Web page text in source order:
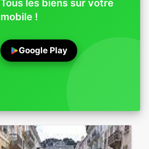
Tous les biens sur votre
mobile !
Google Play